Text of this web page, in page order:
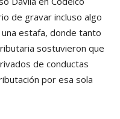
de gravar incluso algo
estafa, donde tanto
sostuvieron que
de conductas
por esa sola